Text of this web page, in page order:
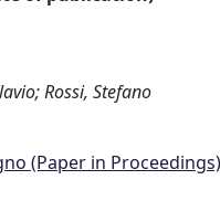
Rossi, Stefano
(Paper in Proceedings)